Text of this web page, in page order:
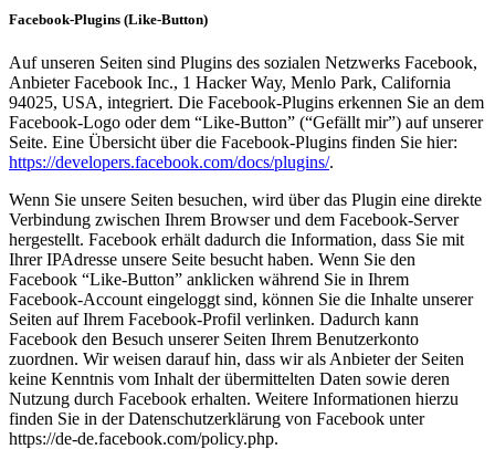
Facebook-Plugins (Like-Button)
Auf unseren Seiten sind Plugins des sozialen Netzwerks Facebook,
Anbieter Facebook Inc., 1 Hacker Way, Menlo Park, California
94025, USA, integriert. Die Facebook-Plugins erkennen Sie an dem
Facebook-Logo oder dem “Like-Button” (“Gefällt mir”) auf unserer
Seite. Eine Übersicht über die Facebook-Plugins finden Sie hier:
https://developers.facebook.com/docs/plugins/.
Wenn Sie unsere Seiten besuchen, wird über das Plugin eine direkte
Verbindung zwischen Ihrem Browser und dem Facebook-Server
hergestellt. Facebook erhält dadurch die Information, dass Sie mit
Ihrer IPAdresse unsere Seite besucht haben. Wenn Sie den
Facebook “Like-Button” anklicken während Sie in Ihrem
Facebook-Account eingeloggt sind, können Sie die Inhalte unserer
Seiten auf Ihrem Facebook-Profil verlinken. Dadurch kann
Facebook den Besuch unserer Seiten Ihrem Benutzerkonto
zuordnen. Wir weisen darauf hin, dass wir als Anbieter der Seiten
keine Kenntnis vom Inhalt der übermittelten Daten sowie deren
Nutzung durch Facebook erhalten. Weitere Informationen hierzu
finden Sie in der Datenschutzerklärung von Facebook unter
https://de-de.facebook.com/policy.php.